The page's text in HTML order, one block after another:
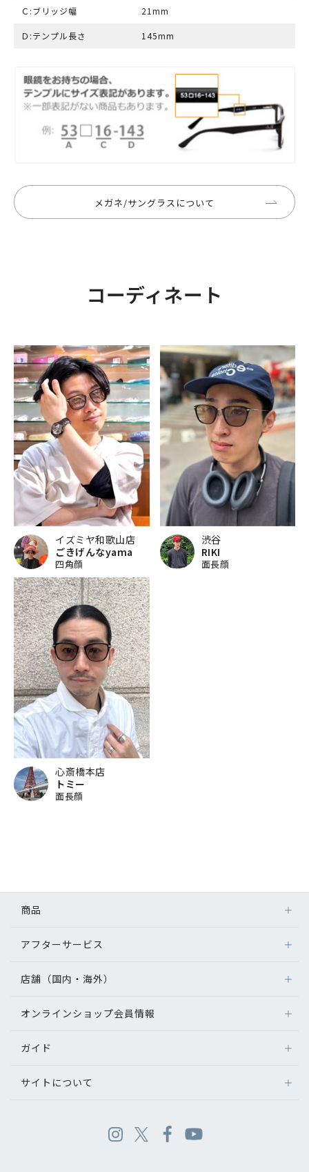
Ｃ:ブリッジ幅 21mm
Ｄ:テンプル長さ 145mm
メガネ/サングラスについて
コーディネート
イズミヤ和歌山店
ごきげんなyama
四角顔
渋谷
RIKI
面長顔
心斎橋本店
トミー
面長顔
商品
アフターサービス
店舗（国内・海外）
オンラインショップ会員情報
ガイド
サイトについて